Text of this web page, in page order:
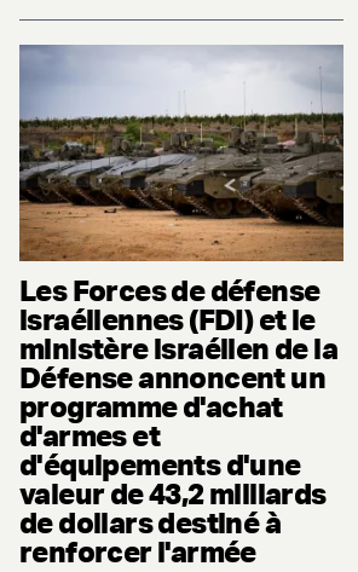
Les Forces de défense
israéliennes (FDI) et le
ministère israélien de la
Défense annoncent un
programme d'achat
d'armes et
d'équipements d'une
valeur de 43,2 milliards
de dollars destiné à
renforcer l'armée